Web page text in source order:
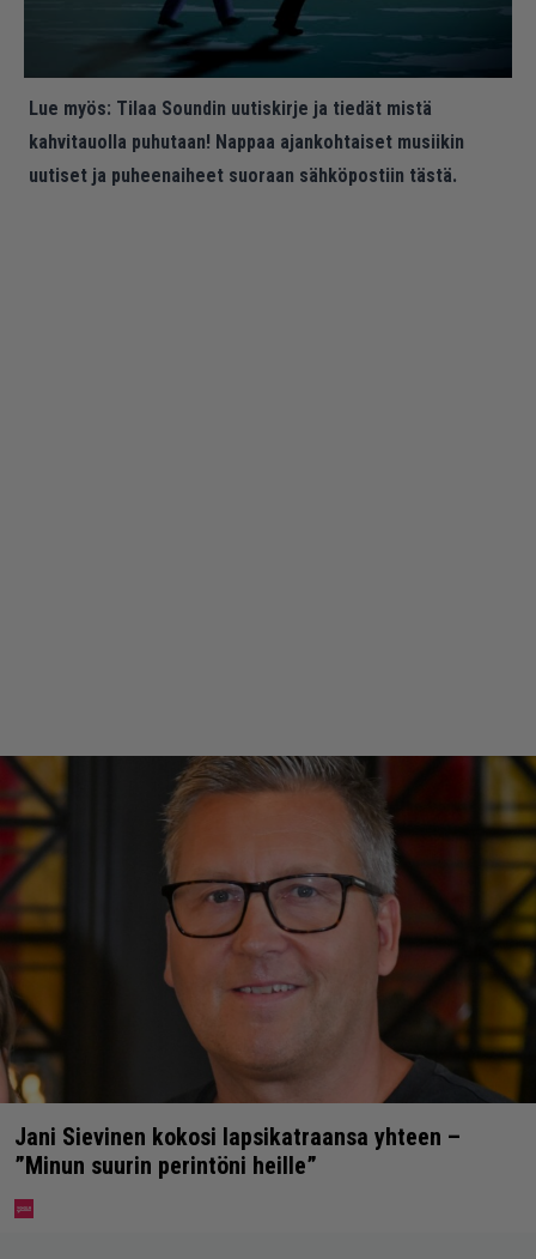
Lue myös: Tilaa Soundin uutiskirje ja tiedät mistä
kahvitauolla puhutaan! Nappaa ajankohtaiset musiikin
uutiset ja puheenaiheet suoraan sähköpostiin tästä.
Jani Sievinen kokosi lapsikatraansa yhteen –
”Minun suurin perintöni heille”